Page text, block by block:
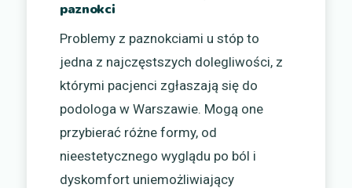
paznokci
Problemy z paznokciami u stóp to
jedna z najczęstszych dolegliwości, z
którymi pacjenci zgłaszają się do
podologa w Warszawie. Mogą one
przybierać różne formy, od
nieestetycznego wyglądu po ból i
dyskomfort uniemożliwiający